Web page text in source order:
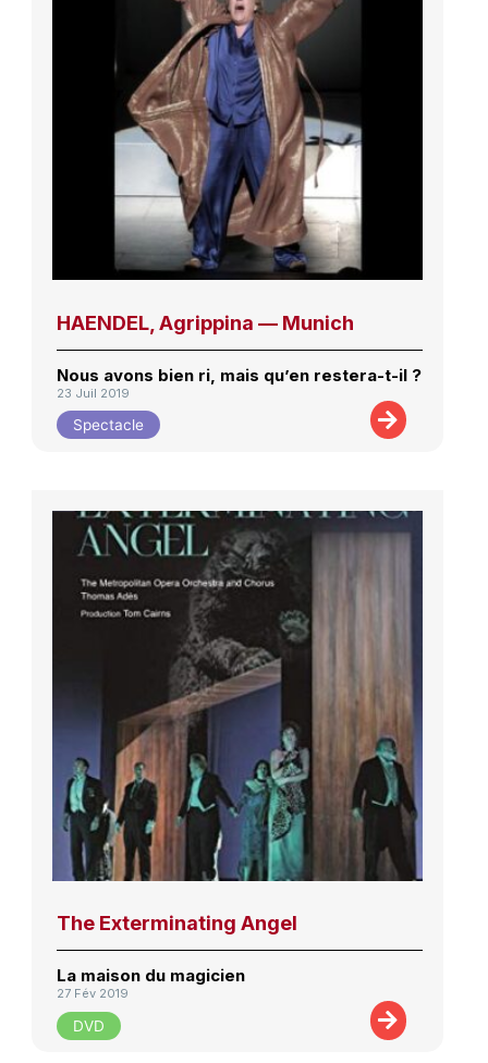
HAENDEL, Agrippina — Munich
Nous avons bien ri, mais qu’en restera-t-il ?
23 Juil 2019
Spectacle
The Exterminating Angel
La maison du magicien
27 Fév 2019
DVD